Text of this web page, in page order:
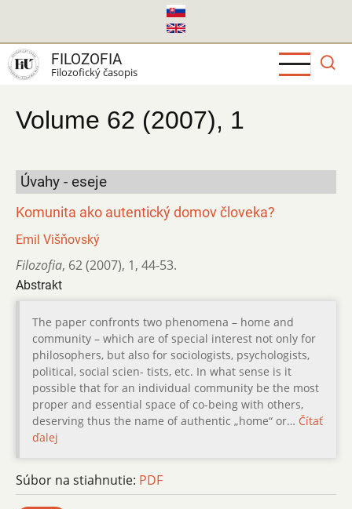
hlavný
obsah
FILOZOFIA
Filozofický časopis
Volume 62 (2007), 1
Úvahy - eseje
Komunita ako autentický domov človeka?
Emil Višňovský
Filozofia, 62 (2007), 1, 44-53.
Abstrakt
The paper confronts two phenomena – home and
community – which are of special interest not only for
philosophers, but also for sociologists, psychologists,
political, social scien- tists, etc. In what sense is it
possible that for an individual community be the most
proper and essential space of co-being with others,
deserving thus the name of authentic „home“ or… Čítať
ďalej
Súbor na stiahnutie: PDF